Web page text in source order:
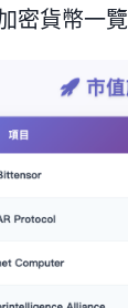
密貨幣一覽